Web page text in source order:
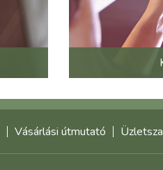
Vásárlási útmutató